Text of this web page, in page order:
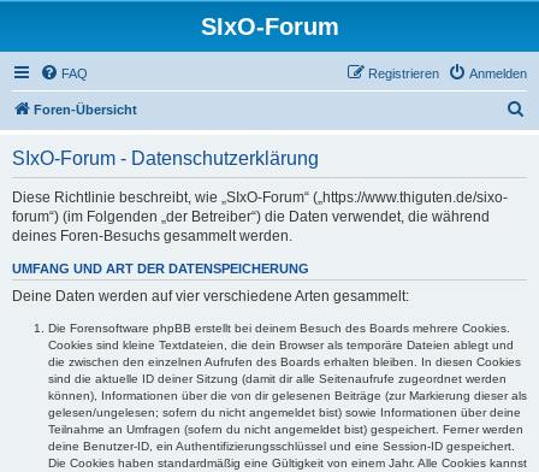
SIxO-Forum
FAQ Anmelden
Registrieren
Foren-Übersicht
SIxO-Forum - Datenschutzerklärung
Diese Richtlinie beschreibt, wie „SIxO-Forum“ („https://www.thiguten.de/sixo-
forum“) (im Folgenden „der Betreiber“) die Daten verwendet, die während
deines Foren-Besuchs gesammelt werden.
UMFANG UND ART DER DATENSPEICHERUNG
Deine Daten werden auf vier verschiedene Arten gesammelt:
Die Forensoftware phpBB erstellt bei deinem Besuch des Boards mehrere Cookies.
Cookies sind kleine Textdateien, die dein Browser als temporäre Dateien ablegt und
die zwischen den einzelnen Aufrufen des Boards erhalten bleiben. In diesen Cookies
sind die aktuelle ID deiner Sitzung (damit dir alle Seitenaufrufe zugeordnet werden
können), Informationen über die von dir gelesenen Beiträge (zur Markierung dieser als
gelesen/ungelesen; sofern du nicht angemeldet bist) sowie Informationen über deine
Teilnahme an Umfragen (sofern du nicht angemeldet bist) gespeichert. Ferner werden
deine Benutzer-ID, ein Authentifizierungsschlüssel und eine Session-ID gespeichert.
Die Cookies haben standardmäßig eine Gültigkeit von einem Jahr. Alle Cookies kannst